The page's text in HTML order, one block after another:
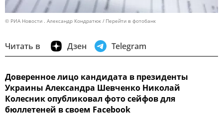
© РИА Новости . Александр Кондратюк Перейти в фотобанк
Читать в Дзен Telegram
Доверенное лицо кандидата в президенты
Украины Александра Шевченко Николай
Колесник опубликовал фото сейфов для
бюллетеней в своем Facebook